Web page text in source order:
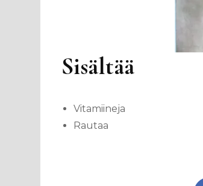
Sisältää
Vitamiineja
Rautaa